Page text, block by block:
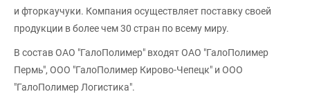
и фторкаучуки. Компания осуществляет поставку своей
продукции в более чем 30 стран по всему миру.
В состав ОАО "ГалоПолимер" входят ОАО "ГалоПолимер
Пермь", ООО "ГалоПолимер Кирово-Чепецк" и ООО
"ГалоПолимер Логистика".